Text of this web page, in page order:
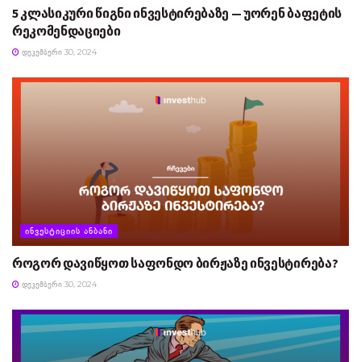
5 კლასიკური წიგნი ინვესტირებაზე — უორენ ბაფეტის
რეკომენდაციები
ᲓᲔᲙᲔᲛᲑᲔᲠᲘ 30, 2024
ᲘᲜᲕᲔᲡᲢᲘᲪᲘᲘᲡ ᲐᲜᲑᲐᲜᲘ
როგორ დავიწყოთ საფონდო ბირჟაზე ინვესტირება?
ᲓᲔᲙᲔᲛᲑᲔᲠᲘ 30, 2024